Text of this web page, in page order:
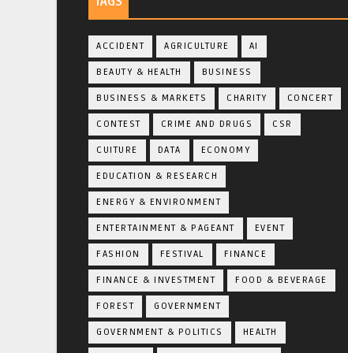
ACCIDENT AGRICULTURE AI
BEAUTY & HEALTH BUSINESS
BUSINESS & MARKETS CHARITY CONCERT
CONTEST CRIME AND DRUGS CSR
CUITURE DATA ECONOMY
EDUCATION & RESEARCH
ENERGY & ENVIRONMENT
ENTERTAINMENT & PAGEANT EVENT
FASHION FESTIVAL FINANCE
FINANCE & INVESTMENT FOOD & BEVERAGE
FOREST GOVERNMENT
GOVERNMENT & POLITICS HEALTH